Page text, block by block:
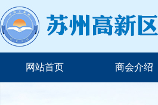
网站首页 商会介绍